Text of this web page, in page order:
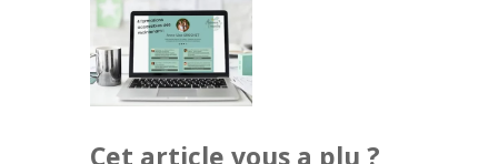
Cet article vous a plu ?